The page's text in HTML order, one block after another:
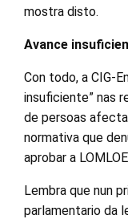
mostra disto.
Avance
Con todo, a CIG-
insuficiente” nas
de persoas
normativa que
aprobar a
Lembra que nun
parlamentario da